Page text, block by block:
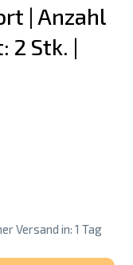
| Anzahl
2 Stk. |
Versand in: 1 Tag